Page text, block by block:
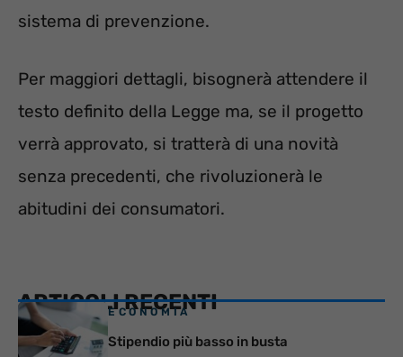
sistema di prevenzione.
Per maggiori dettagli, bisognerà attendere il
testo definito della Legge ma, se il progetto
verrà approvato, si tratterà di una novità
senza precedenti, che rivoluzionerà le
abitudini dei consumatori.
ARTICOLI RECENTI
ECONOMIA
Stipendio più basso in busta